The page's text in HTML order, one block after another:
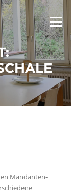
Menü
Mandanten‐